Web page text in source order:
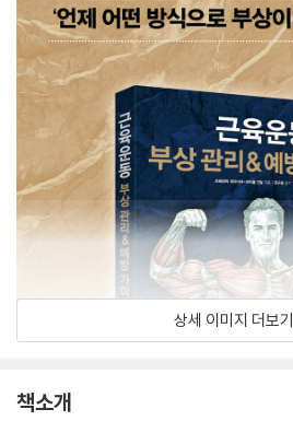
상세 이미지 더보기
책소개